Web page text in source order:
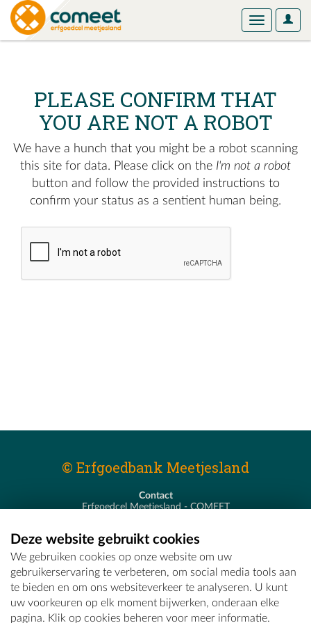
User
Toggle
PLEASE CONFIRM THAT
YOU ARE NOT A ROBOT
We have a hunch that you might be a robot scanning
this site for data. Please click on the I'm not a robot
button and follow the provided instructions to
confirm your status as a sentient human being.
© Erfgoedbank Meetjesland
Contact
Erfgoedcel Meetjesland - COMEET
T - 09 373 75 96
E -erfgoedcel@comeet.be
Deze website gebruikt cookies
We gebruiken cookies op onze website om uw
gebruikerservaring te verbeteren, om social media tools aan
te bieden en om ons websiteverkeer te analyseren. U kunt
uw voorkeuren op elk moment bijwerken, onderaan elke
pagina. Klik op cookies beheren voor meer informatie.